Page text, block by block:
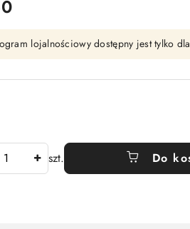
lojalnościowy dostępny jest tylko
szt. Do